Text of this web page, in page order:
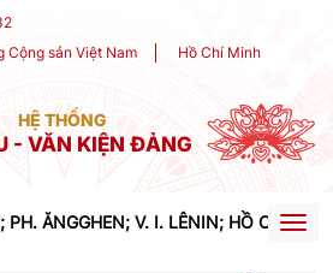
Cộng sản Việt Nam
Hồ Chí Minh
HỆ THỐNG
- VĂN KIỆN ĐẢNG
PH. ĂNGGHEN; V. I. LÊNIN; HỒ CHÍ